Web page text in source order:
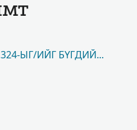
ЫГ/ИЙГ БҮГДИЙГ НЬ